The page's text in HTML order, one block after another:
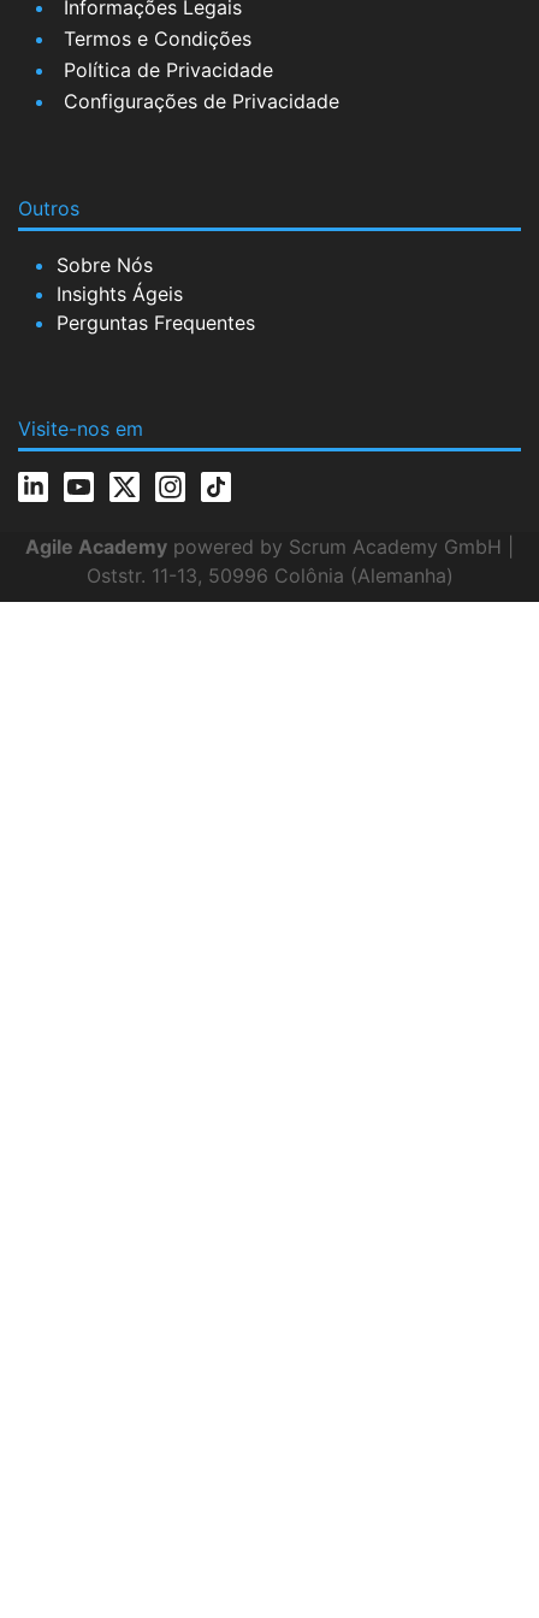
Informações Legais
Termos e Condições
Política de Privacidade
Configurações de Privacidade
Outros
Sobre Nós
Insights Ágeis
Perguntas Frequentes
Visite-nos em
Agile Academy powered by Scrum Academy GmbH |
Oststr. 11-13, 50996 Colônia (Alemanha)